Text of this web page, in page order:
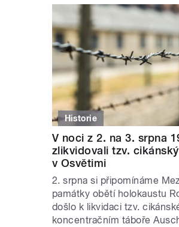
Historie
V noci z 2. na 3. srpna
zlikvidovali tzv.
v Osvětimi
2. srpna si připomínáme
památky obětí holokaustu
došlo k likvidaci tzv.
koncentračním táboře